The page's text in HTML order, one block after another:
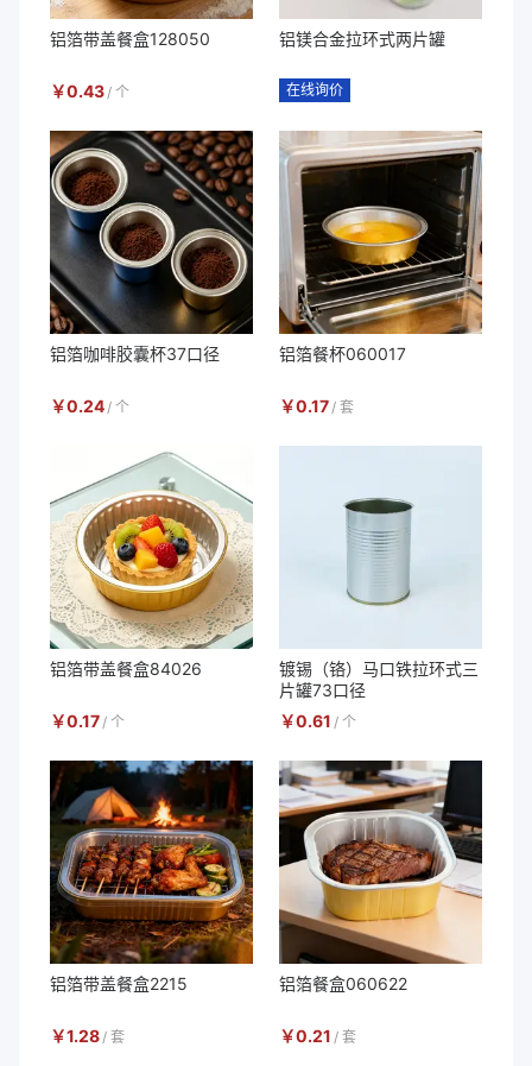
铝箔带盖餐盒128050
￥0.43/ 个
铝镁合金拉环式两片罐
在线询价
铝箔咖啡胶囊杯37口径
￥0.24/ 个
铝箔餐杯060017
￥0.17/ 套
铝箔带盖餐盒84026
￥0.17/ 个
镀锡（铬）马口铁拉环式三
片罐73口径
￥0.61 / 个
铝箔带盖餐盒2215
￥1.28/ 套
铝箔餐盒060622
￥0.21 / 套